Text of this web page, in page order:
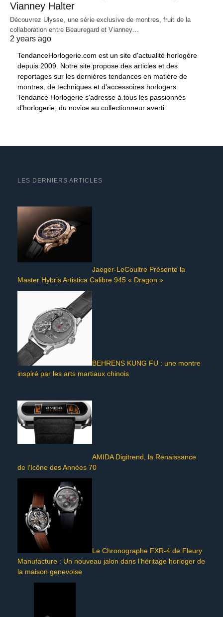
Vianney Halter
Découvrez Ulysse, une série exclusive de montres, fruit de la
collaboration entre Beauregard et Vianney…
2 years ago
TendanceHorlogerie.com est un site d'actualité horlogère
depuis 2009. Notre site propose des articles et des
reportages sur les dernières tendances en matière de
montres, de techniques et d'accessoires horlogers.
Tendance Horlogerie s'adresse à tous les passionnés
d'horlogerie, du novice au collectionneur averti.
LES DERNIERS ARTICLES
Jaeger-LeCoultre Présente la
Master Hybris Artistica Calibre 945 « Dragon »
BEHRENS KUNG FU : une montre
inspiré par les arts martiaux chinois
AMIDA Digitrend, la Renaissance
de l’Icône des Années 70
Le Chronographe FXR-4 de Fleury
Manufacture : Un nouveau jalon dans l’héritage horloger de
la maison genevoise